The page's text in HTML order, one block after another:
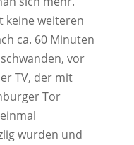
keine weiteren
ca. 60 Minuten
vor
TV, der mit
Tor
wurden und